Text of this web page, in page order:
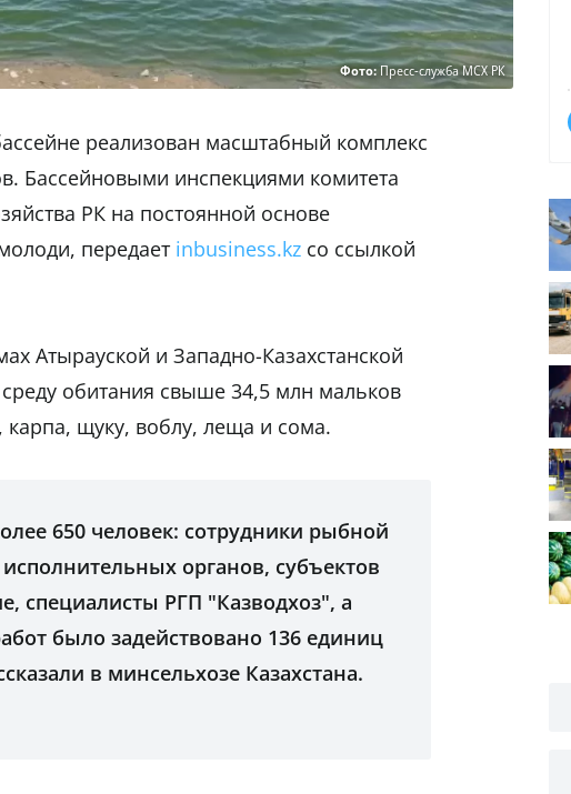
Фото: Пресс-служба МСХ РК
реализован масштабный комплекс
Бассейновыми инспекциями комитета
РК на постоянной основе
передает inbusiness.kz со ссылкой
Атырауской и Западно-Казахстанской
обитания свыше 34,5 млн мальков
щуку, воблу, леща и сома.
650 человек: сотрудники рыбной
органов, субъектов
специалисты РГП "Казводхоз", а
было задействовано 136 единиц
в минсельхозе Казахстана.